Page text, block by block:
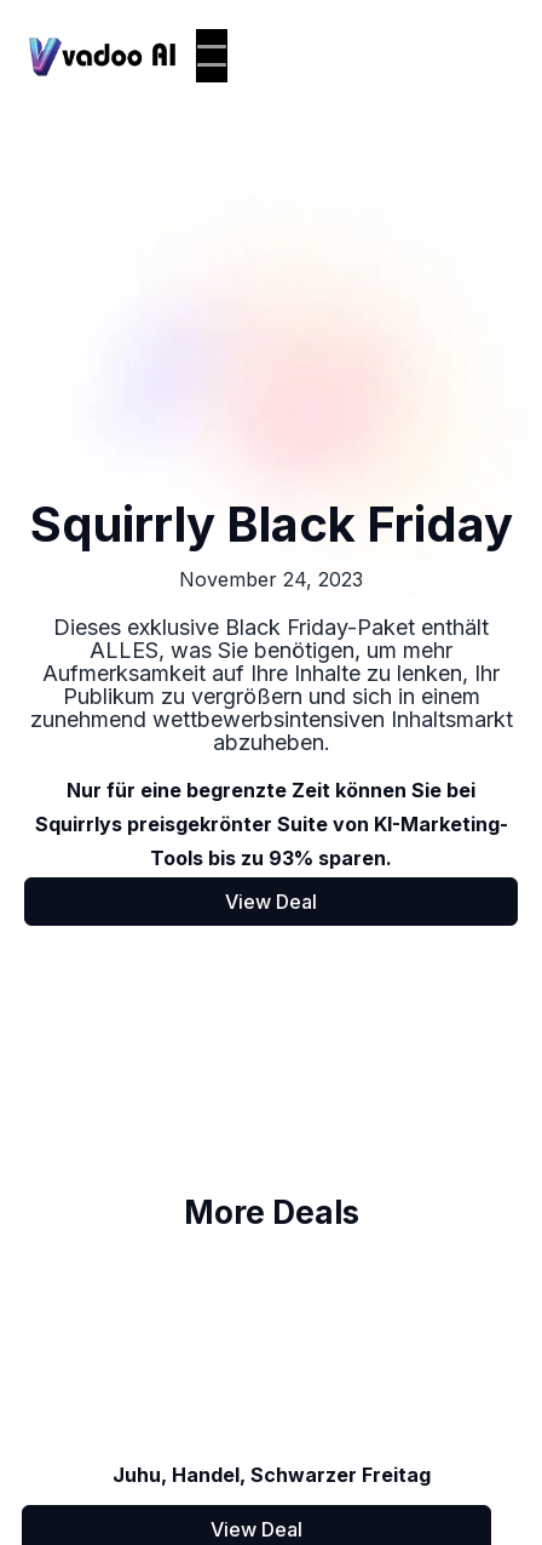
Squirrly Black Friday
November 24, 2023
Dieses exklusive Black Friday-Paket enthält
ALLES, was Sie benötigen, um mehr
Aufmerksamkeit auf Ihre Inhalte zu lenken, Ihr
Publikum zu vergrößern und sich in einem
zunehmend wettbewerbsintensiven Inhaltsmarkt
abzuheben.
Nur für eine begrenzte Zeit können Sie bei
Squirrlys preisgekrönter Suite von KI-Marketing-
Tools bis zu 93% sparen.
View Deal
More Deals
Juhu, Handel, Schwarzer Freitag
View Deal